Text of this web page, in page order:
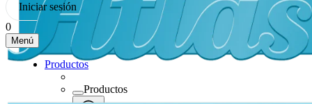
Iniciar sesión
0
Menú
Productos
Productos